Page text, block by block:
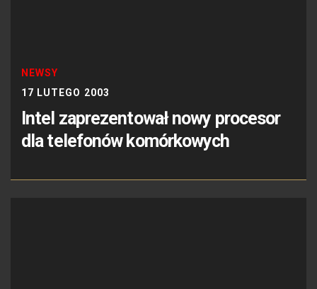
NEWSY
17 LUTEGO 2003
Intel zaprezentował nowy procesor
dla telefonów komórkowych